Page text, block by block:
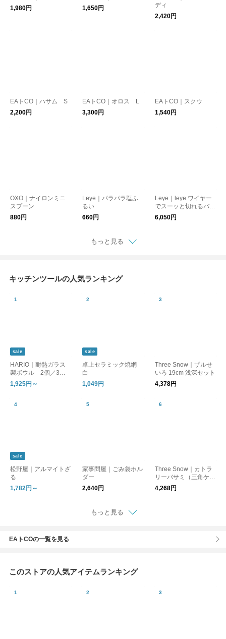
1,980円
1,650円
ディ
2,420円
EAトCO｜ハサム S
2,200円
EAトCO｜オロス L
3,300円
EAトCO｜スクウ
1,540円
OXO｜ナイロンミニ
スプーン
880円
Leye｜パラパラ塩ふ
るい
660円
Leye｜leye ワイヤー
でスーッと切れるバタ
ーカッター
6,050円
もっと見る
キッチンツールの人気ランキング
sale
HARIO｜耐熱ガラス
製ボウル 2個／3個
セット
1,925円～
sale
卓上セラミック焼網
白
1,049円
Three Snow｜ザルせ
いろ 19cm 浅深セット
4,378円
sale
松野屋｜アルマイトざ
る
1,782円～
家事問屋｜ごみ袋ホル
ダー
2,640円
Three Snow｜カトラ
リーバサミ（三角ケー
ス付き） キッチンツ
ール/調理道具
4,268円
もっと見る
EAトCOの一覧を見る
このストアの人気アイテムランキング